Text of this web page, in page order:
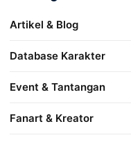
Artikel & Blog
Database Karakter
Event & Tantangan
Fanart & Kreator